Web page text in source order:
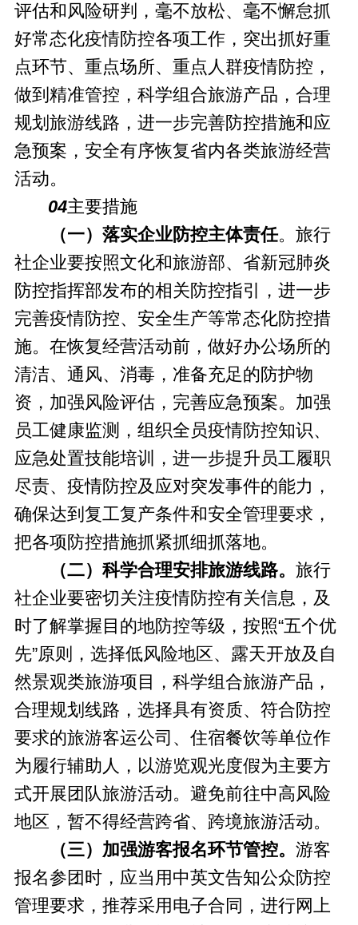
评估和风险研判，毫不放松、毫不懈怠抓
好常态化疫情防控各项工作，突出抓好重
点环节、重点场所、重点人群疫情防控，
做到精准管控，科学组合旅游产品，合理
规划旅游线路，进一步完善防控措施和应
急预案，安全有序恢复省内各类旅游经营
活动。
04主要措施
（一）落实企业防控主体责任。旅行
社企业要按照文化和旅游部、省新冠肺炎
防控指挥部发布的相关防控指引，进一步
完善疫情防控、安全生产等常态化防控措
施。在恢复经营活动前，做好办公场所的
清洁、通风、消毒，准备充足的防护物
资，加强风险评估，完善应急预案。加强
员工健康监测，组织全员疫情防控知识、
应急处置技能培训，进一步提升员工履职
尽责、疫情防控及应对突发事件的能力，
确保达到复工复产条件和安全管理要求，
把各项防控措施抓紧抓细抓落地。
（二）科学合理安排旅游线路。 旅行
社企业要密切关注疫情防控有关信息，及
时了解掌握目的地防控等级，按照“五个优
先”原则，选择低风险地区、露天开放及自
然景观类旅游项目，科学组合旅游产品，
合理规划线路，选择具有资质、符合防控
要求的旅游客运公司、住宿餐饮等单位作
为履行辅助人，以游览观光度假为主要方
式开展团队旅游活动。避免前往中高风险
地区，暂不得经营跨省、跨境旅游活动。
（三）加强游客报名环节管控。 游客
报名参团时，应当用中英文告知公众防控
管理要求，推荐采用电子合同，进行网上